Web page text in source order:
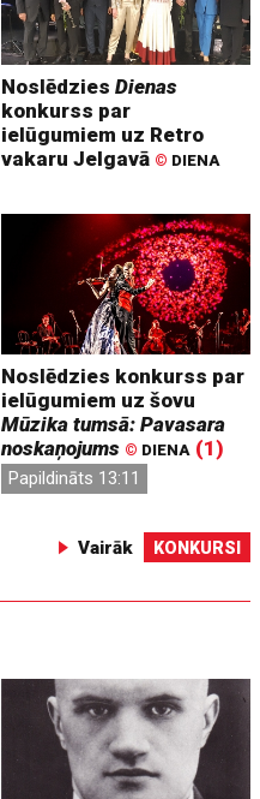
NoslēdziesDienas
konkurss par
ielūgumiem uz Retro
vakaru Jelgavā © DIENA
Noslēdzies konkurss par
ielūgumiem uz šovu
Mūzika tumsā: Pavasara
noskaņojums © DIENA (1)
Papildināts 13:11
Vairāk KONKURSI